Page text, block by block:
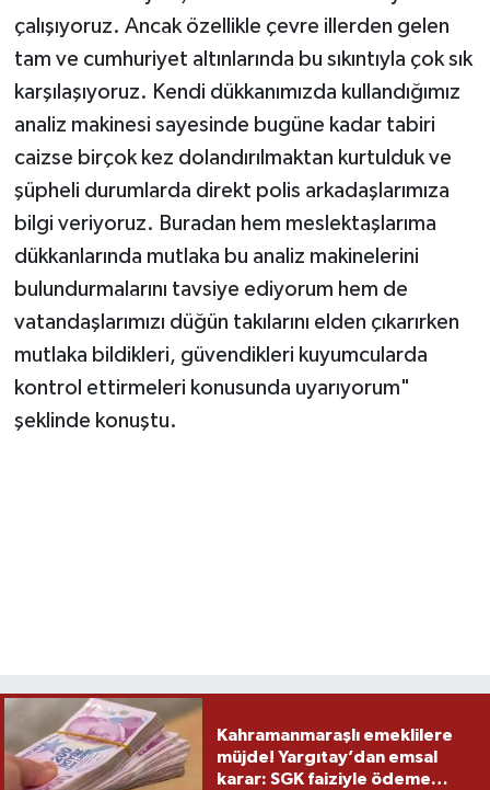
çalışıyoruz. Ancak özellikle çevre illerden gelen
tam ve cumhuriyet altınlarında bu sıkıntıyla çok sık
karşılaşıyoruz. Kendi dükkanımızda kullandığımız
analiz makinesi sayesinde bugüne kadar tabiri
caizse birçok kez dolandırılmaktan kurtulduk ve
şüpheli durumlarda direkt polis arkadaşlarımıza
bilgi veriyoruz. Buradan hem meslektaşlarıma
dükkanlarında mutlaka bu analiz makinelerini
bulundurmalarını tavsiye ediyorum hem de
vatandaşlarımızı düğün takılarını elden çıkarırken
mutlaka bildikleri, güvendikleri kuyumcularda
kontrol ettirmeleri konusunda uyarıyorum"
şeklinde konuştu.
Kahramanmaraşlı emeklilere
müjde! Yargıtay’dan emsal
karar: SGK faiziyle ödeme